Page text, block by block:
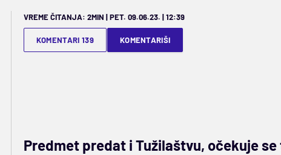
VREME ČITANJA: 2MIN | PET. 09.06.23. | 12:39
KOMENTARI 139 KOMENTARIŠI
Predmet predat i Tužilaštvu, očekuje